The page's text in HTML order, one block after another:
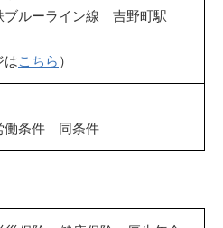
ブルーライン線 吉野町駅
はこちら ）
働条件 同条件